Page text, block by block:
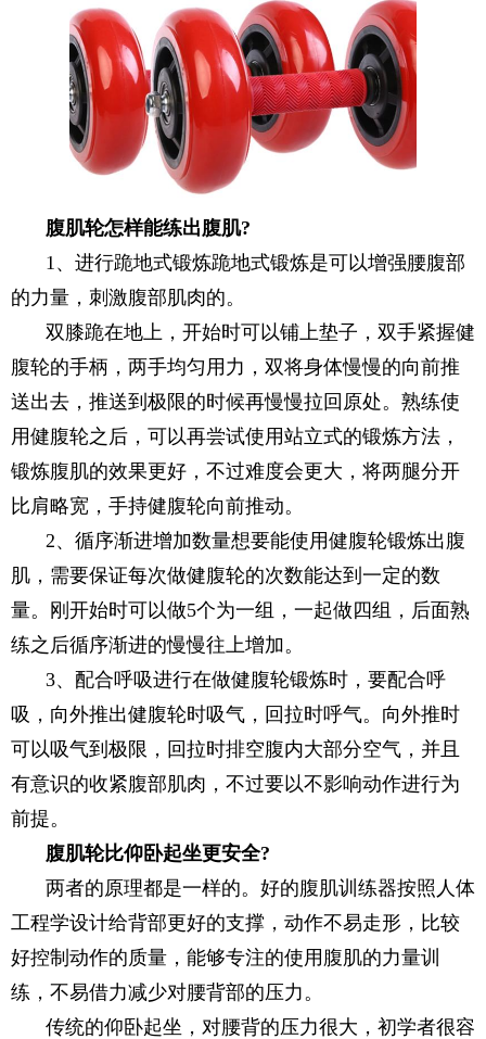
腹肌轮怎样能练出腹肌?
1、进行跪地式锻炼跪地式锻炼是可以增强腰腹部
的力量，刺激腹部肌肉的。
双膝跪在地上，开始时可以铺上垫子，双手紧握健
腹轮的手柄，两手均匀用力，双将身体慢慢的向前推
送出去，推送到极限的时候再慢慢拉回原处。熟练使
用健腹轮之后，可以再尝试使用站立式的锻炼方法，
锻炼腹肌的效果更好，不过难度会更大，将两腿分开
比肩略宽，手持健腹轮向前推动。
2、循序渐进增加数量想要能使用健腹轮锻炼出腹
肌，需要保证每次做健腹轮的次数能达到一定的数
量。刚开始时可以做5个为一组，一起做四组，后面熟
练之后循序渐进的慢慢往上增加。
3、配合呼吸进行在做健腹轮锻炼时，要配合呼
吸，向外推出健腹轮时吸气，回拉时呼气。向外推时
可以吸气到极限，回拉时排空腹内大部分空气，并且
有意识的收紧腹部肌肉，不过要以不影响动作进行为
前提。
腹肌轮比仰卧起坐更安全?
两者的原理都是一样的。好的腹肌训练器按照人体
工程学设计给背部更好的支撑，动作不易走形，比较
好控制动作的质量，能够专注的使用腹肌的力量训
练，不易借力减少对腰背部的压力。
传统的仰卧起坐，对腰背的压力很大，初学者很容